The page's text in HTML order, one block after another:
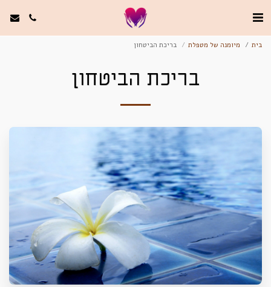
בית מיומנה של מטפלת בריכת הביטחון
בריכת הביטחון